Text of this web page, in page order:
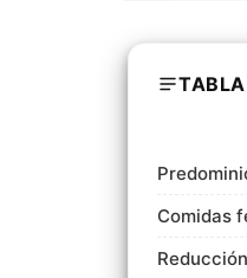
Comidas